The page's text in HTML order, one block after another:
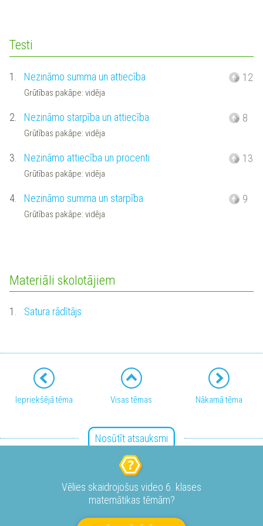
Testi
1. Nezināmo summa un attiecība
Grūtības pakāpe: vidēja
12
2. Nezināmo starpība un attiecība
Grūtības pakāpe: vidēja
8
3. Nezināmo attiecība un procenti
Grūtības pakāpe: vidēja
13
4. Nezināmo summa un starpība
Grūtības pakāpe: vidēja
9
Materiāli skolotājiem
1. Satura rādītājs
Iepriekšējā tēma Visas tēmas Nākamā tēma
Nosūtīt atsauksmi
Vēlies skaidrojošus video 6. klases
matemātikas tēmām?